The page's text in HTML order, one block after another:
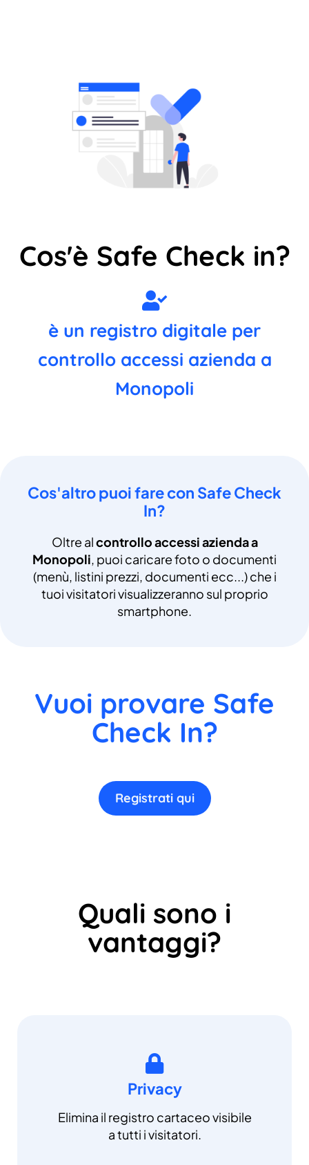
Cos'è Safe Check in?
è un registro digitale per
controllo accessi azienda a
Monopoli
Cos'altro puoi fare con Safe Check
In?
Oltre alcontrollo accessi azienda a
Monopoli, puoi caricare foto o documenti
(menù, listini prezzi, documenti ecc...) che i
tuoi visitatori visualizzeranno sul proprio
smartphone.
Vuoi provare Safe
Check In?
Registrati qui
Quali sono i
vantaggi?
Privacy
Elimina il registro cartaceo visibile
a tutti i visitatori.